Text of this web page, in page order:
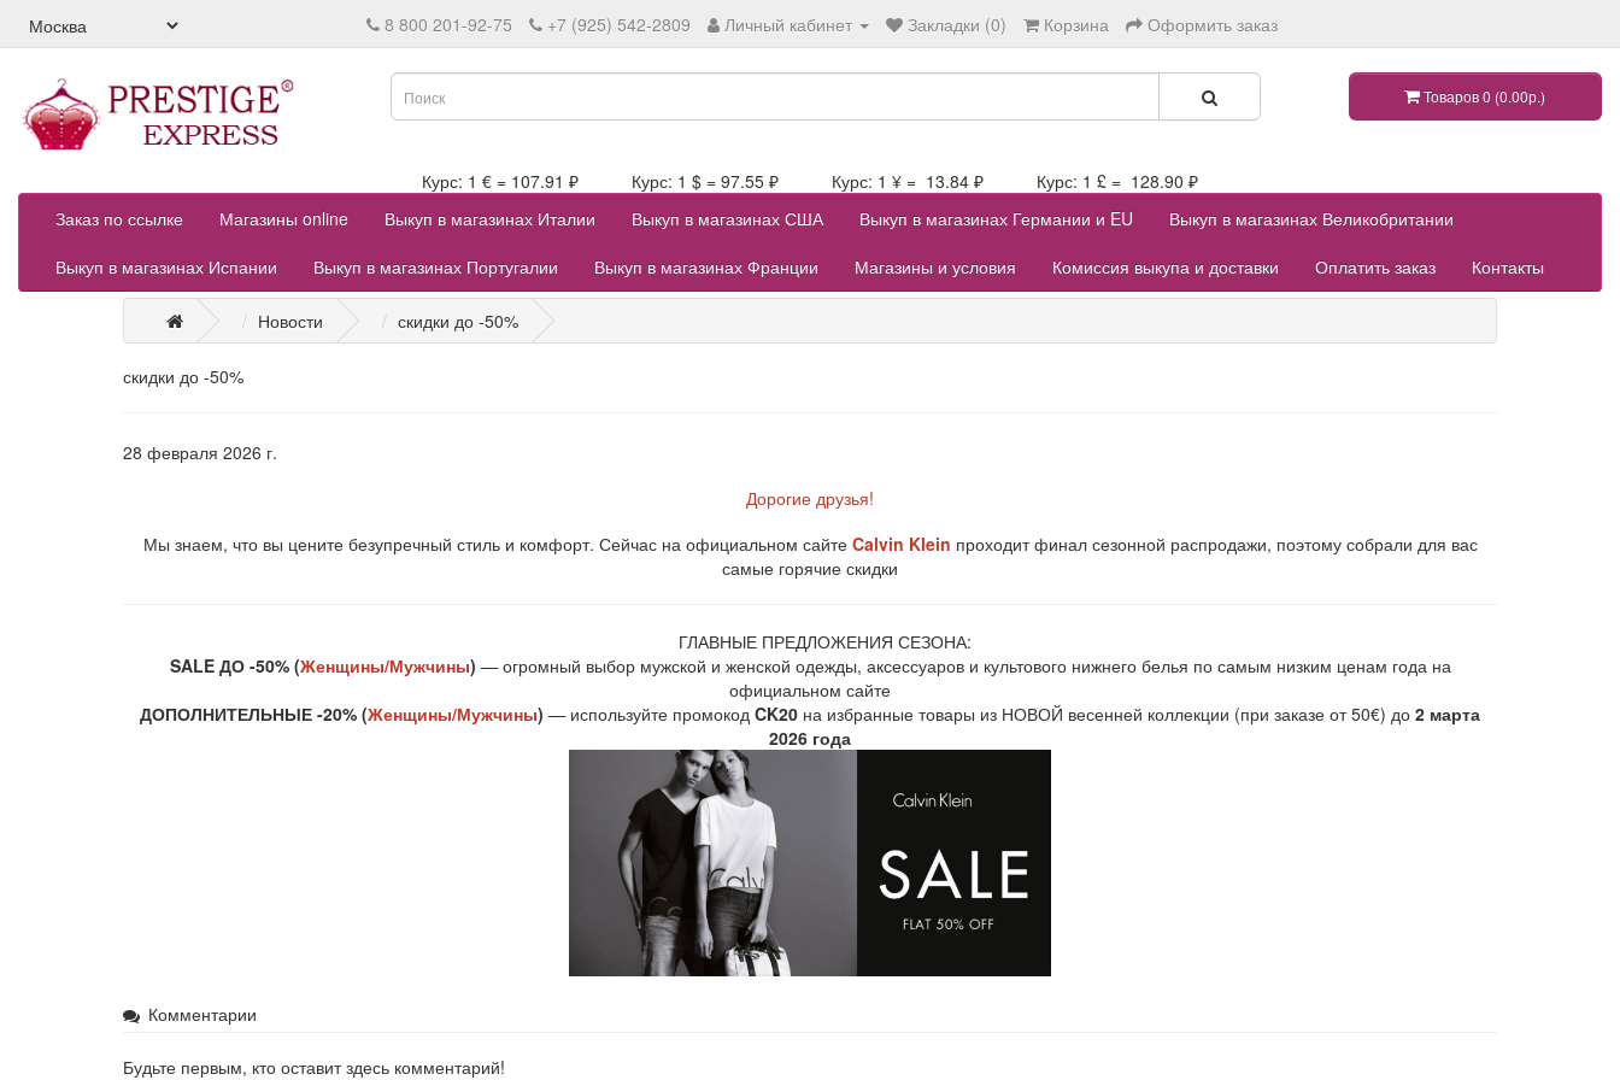
8 800 201-92-75 +7 (925) 542-2809 Личный кабинет Закладки (0) Корзина Оформить заказ
Товаров 0 (0.00р.)
Курс: 1 € = 107.91 ₽ Курс: 1 $ = 97.55 ₽ Курс: 1 ¥ = 13.84 ₽ Курс: 1 £ = 128.90 ₽
Заказ по ссылке
Магазины online Выкуп в магазинах Италии Выкуп в магазинах США Выкуп в магазинах Германии и EU
Выкуп в магазинах Великобритании
Выкуп в магазинах Испании
Выкуп в магазинах Португалии Выкуп в магазинах Франции Магазины и условия Комиссия выкупа и доставки Оплатить заказ Контакты
Новости скидки до -50%
скидки до -50%
28 февраля 2026 г.
Дорогие друзья!
Мы знаем, что вы цените безупречный стиль и комфорт. Сейчас на официальном сайте Calvin Klein проходит финал сезонной распродажи, поэтому собрали для вас
самые горячие скидки
ГЛАВНЫЕ ПРЕДЛОЖЕНИЯ СЕЗОНА:
SALE ДО -50% (Женщины/Мужчины) — огромный выбор мужской и женской одежды, аксессуаров и культового нижнего белья по самым низким ценам года на
официальном сайте
ДОПОЛНИТЕЛЬНЫЕ -20% (Женщины/Мужчины) — используйте промокод CK20 на избранные товары из НОВОЙ весенней коллекции (при заказе от 50€) до 2 марта
2026 года
Комментарии
Будьте первым, кто оставит здесь комментарий!